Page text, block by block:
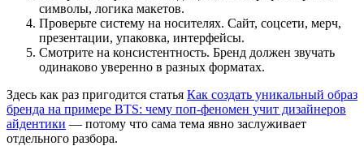
символы, логика макетов.
Проверьте систему на носителях. Сайт, соцсети, мерч,
презентации, упаковка, интерфейсы.
Смотрите на консистентность. Бренд должен звучать
одинаково уверенно в разных форматах.
Здесь как раз пригодится статья Как создать уникальный образ
бренда на примере BTS: чему поп-феномен учит дизайнеров
айдентики — потому что сама тема явно заслуживает
отдельного разбора.